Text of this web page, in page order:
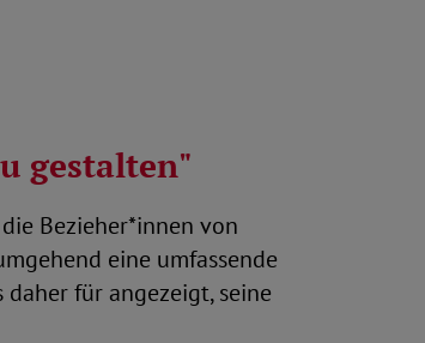
gestalten"
Bezieher*innen von
eine umfassende
für angezeigt, seine